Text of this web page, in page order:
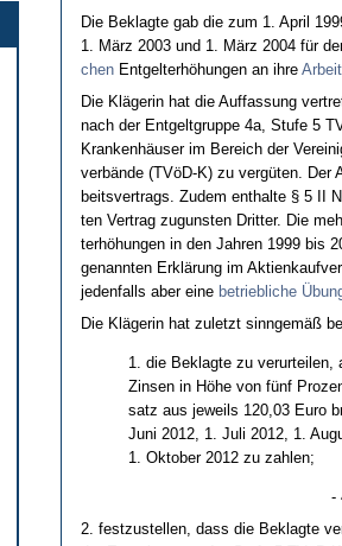
Die Be­klag­te gab die zum 1. April
1. März 2003 und 1. März 2004 für
chenEnt­gel­terhöhun­gen an ih­re
Die Kläge­rin hat die Auf­fas­sung
nach der Ent­gelt­grup­pe 4a, Stu­fe 5
Kran­kenhäuser im Be­reich der
verbände (TVöD-K) zu vergüten.
beits­ver­trags. Zu­dem ent­hal­te § 5 II
ten Ver­trag zu­guns­ten Drit­ter. Die
terhöhun­gen in den Jah­ren 1999 bis
ge­nann­ten Erklärung im
je­den­falls aber ei­ne be­trieb­li­che
Die Kläge­rin hat zu­letzt sinn­gemäß
1. die Be­klag­te zu ver­ur­tei­len,
Zin­sen in Höhe von fünf
satz aus je­weils 120,03 Eu­ro
Ju­ni 2012, 1. Ju­li 2012, 1.
1. Ok­to­ber 2012 zu zah­len;
-
2. fest­zu­stel­len, dass die Be­klag­te